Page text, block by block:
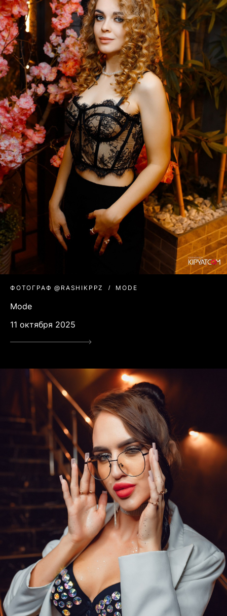
ФОТОГРАФ @RASHIKPPZ MODE
Mode
11 октября 2025